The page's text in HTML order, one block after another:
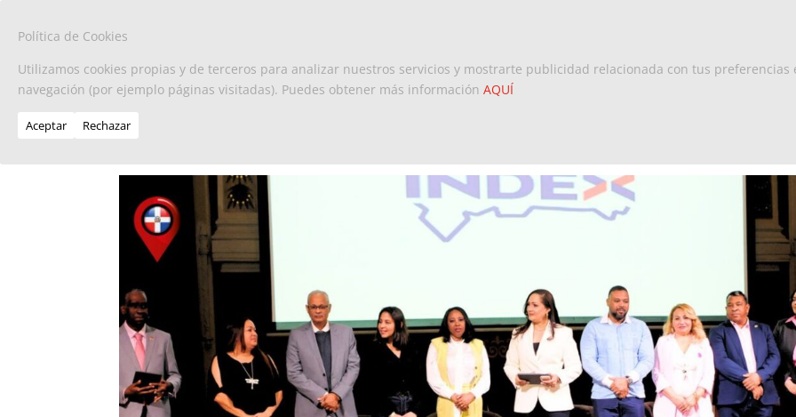
Inicio Europa
Política de Cookies
Utilizamos cookies propias y de terceros para analizar nuestros servicios y mostrarte publicidad relacionada con tus
navegación (por ejemplo páginas visitadas). Puedes obtener más información AQUÍ
Aceptar Rechazar